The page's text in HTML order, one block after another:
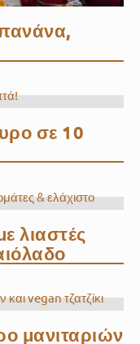
σε 10
λιαστές
μανιταριών